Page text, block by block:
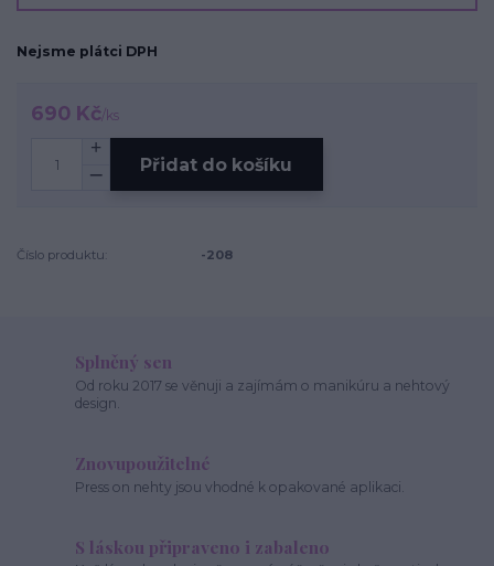
Nejsme plátci DPH
690 Kč/ks
Přidat do košíku
Číslo produktu: -208
Splněný sen
Od roku 2017 se věnuji a zajímám o manikúru a nehtový
design.
Znovupoužitelné
Press on nehty jsou vhodné k opakované aplikaci.
S láskou připraveno i zabaleno